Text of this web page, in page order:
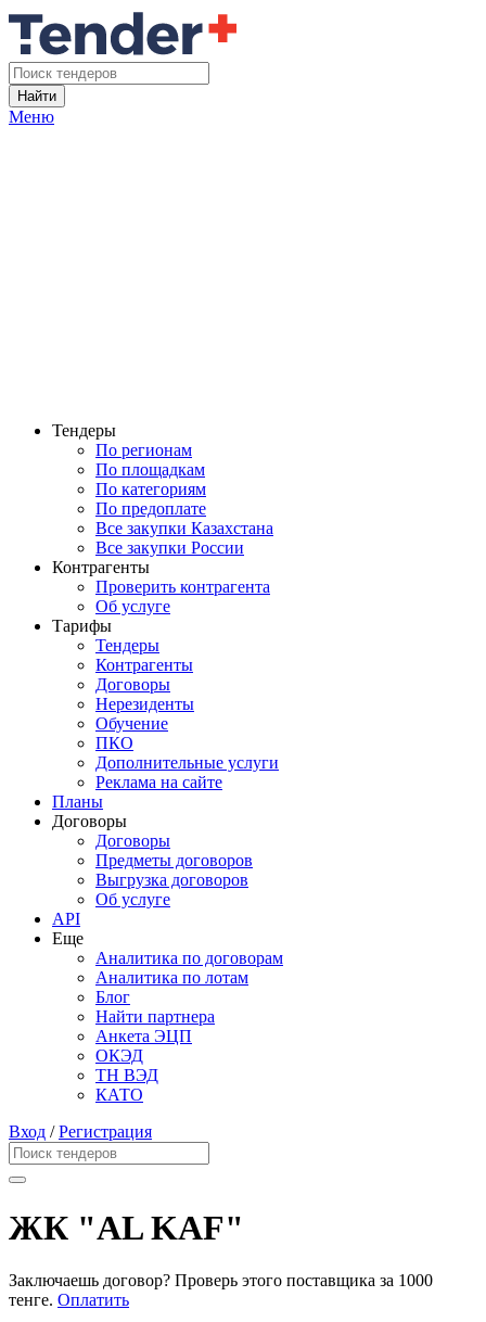
Найти
Меню
Тендеры
По регионам
По площадкам
По категориям
По предоплате
Все закупки Казахстана
Все закупки России
Контрагенты
Проверить контрагента
Об услуге
Тарифы
Тендеры
Контрагенты
Договоры
Нерезиденты
Обучение
ПКО
Дополнительные услуги
Реклама на сайте
Планы
Договоры
Договоры
Предметы договоров
Выгрузка договоров
Об услуге
API
Еще
Аналитика по договорам
Аналитика по лотам
Блог
Найти партнера
Анкета ЭЦП
ОКЭД
ТН ВЭД
КАТО
Вход /Регистрация
ЖК "AL KAF"
Заключаешь договор? Проверь этого поставщика за 1000
тенге. Оплатить